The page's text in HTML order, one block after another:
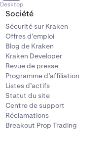
Desktop
Société
Sécurité sur Kraken
Offres d’emploi
Blog de Kraken
Kraken Developer
Revue de presse
Programme d’affiliation
Listes d’actifs
Statut du site
Centre de support
Réclamations
Breakout Prop Trading